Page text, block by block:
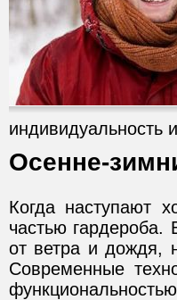
индивидуальность
Осенне-
Когда наступают
частью гардероба.
от ветра и дождя,
Современные